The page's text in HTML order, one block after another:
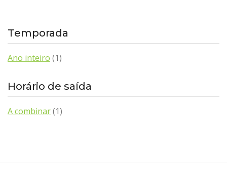
Temporada
Ano inteiro (1)
Horário de saída
A combinar(1)